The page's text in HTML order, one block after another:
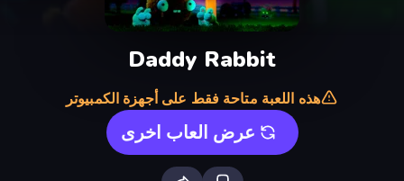
Daddy Rabbit
هذه اللعبة متاحة فقط على أجهزة الكمبيوتر
عرض العاب اخرى